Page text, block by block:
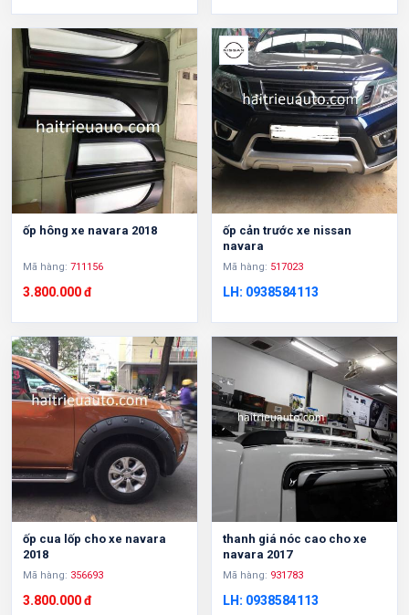
ốp hông xe navara 2018
Mã hàng: 711156
3.800.000 đ
ốp cản trước xe nissan
navara
Mã hàng: 517023
LH: 0938584113
ốp cua lốp cho xe navara
2018
Mã hàng: 356693
3.800.000 đ
thanh giá nóc cao cho xe
navara 2017
Mã hàng: 931783
LH: 0938584113